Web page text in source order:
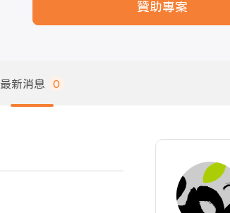
贊助專案
最新消息 0